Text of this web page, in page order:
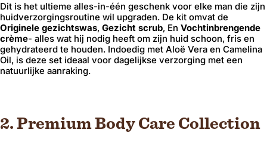
Dit is het ultieme alles-in-één geschenk voor elke man die zijn
huidverzorgingsroutine wil upgraden. De kit omvat de
Originele gezichtswas, Gezicht scrub, En Vochtinbrengende
crème- alles wat hij nodig heeft om zijn huid schoon, fris en
gehydrateerd te houden. Indoedig met Aloë Vera en Camelina
Oil, is deze set ideaal voor dagelijkse verzorging met een
natuurlijke aanraking.
2. Premium Body Care Collection